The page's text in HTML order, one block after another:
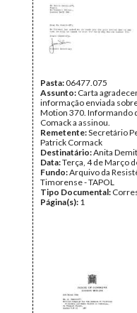
Pasta:06477.075
Assunto: Carta
informação enviada
Motion 370. Informando
Comack a assinou.
Remetente:Secretário
Patrick Cormack
Destinatário:Anita
Data:Terça, 4 de Março
Fundo:Arquivo da
Timorense - TAPOL
Tipo Documental:
Página(s): 1